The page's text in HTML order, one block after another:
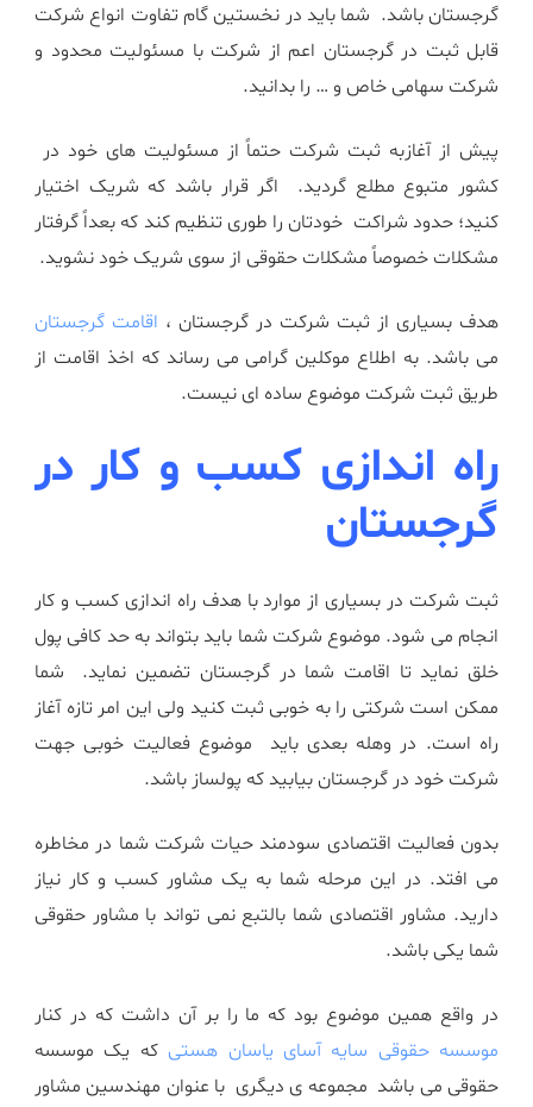
گرجستان باشد. شما باید در نخستین گام تفاوت انواع شرکت
قابل ثبت در گرجستان اعم از شرکت با مسئولیت محدود و
شرکت سهامی خاص و … را بدانید.
پیش از آغازبه ثبت شرکت حتماً از مسئولیت های خود در
کشور متبوع مطلع گردید. اگر قرار باشد که شریک اختیار
کنید؛ حدود شراکت خودتان را طوری تنظیم کند که بعداً گرفتار
مشکلات خصوصاً مشکلات حقوقی از سوی شریک خود نشوید.
هدف بسیاری از ثبت شرکت در گرجستان ، اقامت گرجستان
می باشد. به اطلاع موکلین گرامی می رساند که اخذ اقامت از
طریق ثبت شرکت موضوع ساده ای نیست.
راه اندازی کسب و کار در
گرجستان
ثبت شرکت در بسیاری از موارد با هدف راه اندازی کسب و کار
انجام می شود. موضوع شرکت شما باید بتواند به حد کافی پول
خلق نماید تا اقامت شما در گرجستان تضمین نماید.
شما
ممکن است شرکتی را به خوبی ثبت کنید ولی این امر تازه آغاز
راه است. در وهله بعدی باید موضوع فعالیت خوبی جهت
شرکت خود در گرجستان بیابید که پولساز باشد.
بدون فعالیت اقتصادی سودمند حیات شرکت شما در مخاطره
می افتد. در این مرحله شما به یک مشاور کسب و کار نیاز
دارید. مشاور اقتصادی شما بالتبع نمی تواند با مشاور حقوقی
شما یکی باشد.
در واقع همین موضوع بود که ما را بر آن داشت که در کنار
موسسه حقوقی سایه آسای یاسان هستیکه یک موسسه
حقوقی می باشد مجموعه ی دیگری با عنوان مهندسین مشاور